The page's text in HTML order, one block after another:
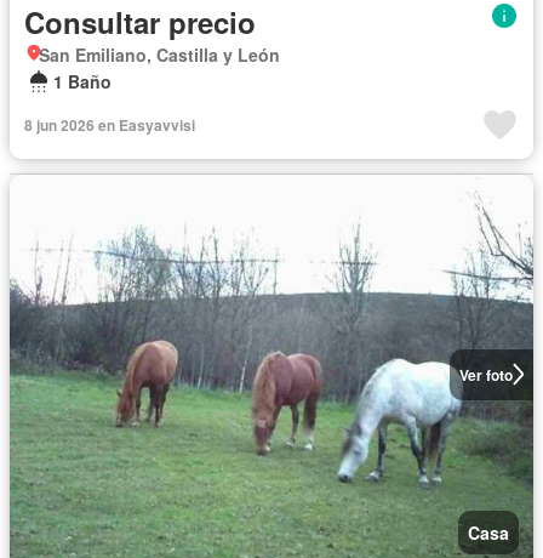
Consultar precio
San Emiliano, Castilla y León
1 Baño
8 jun 2026 en Easyavvisi
Ver foto
Casa